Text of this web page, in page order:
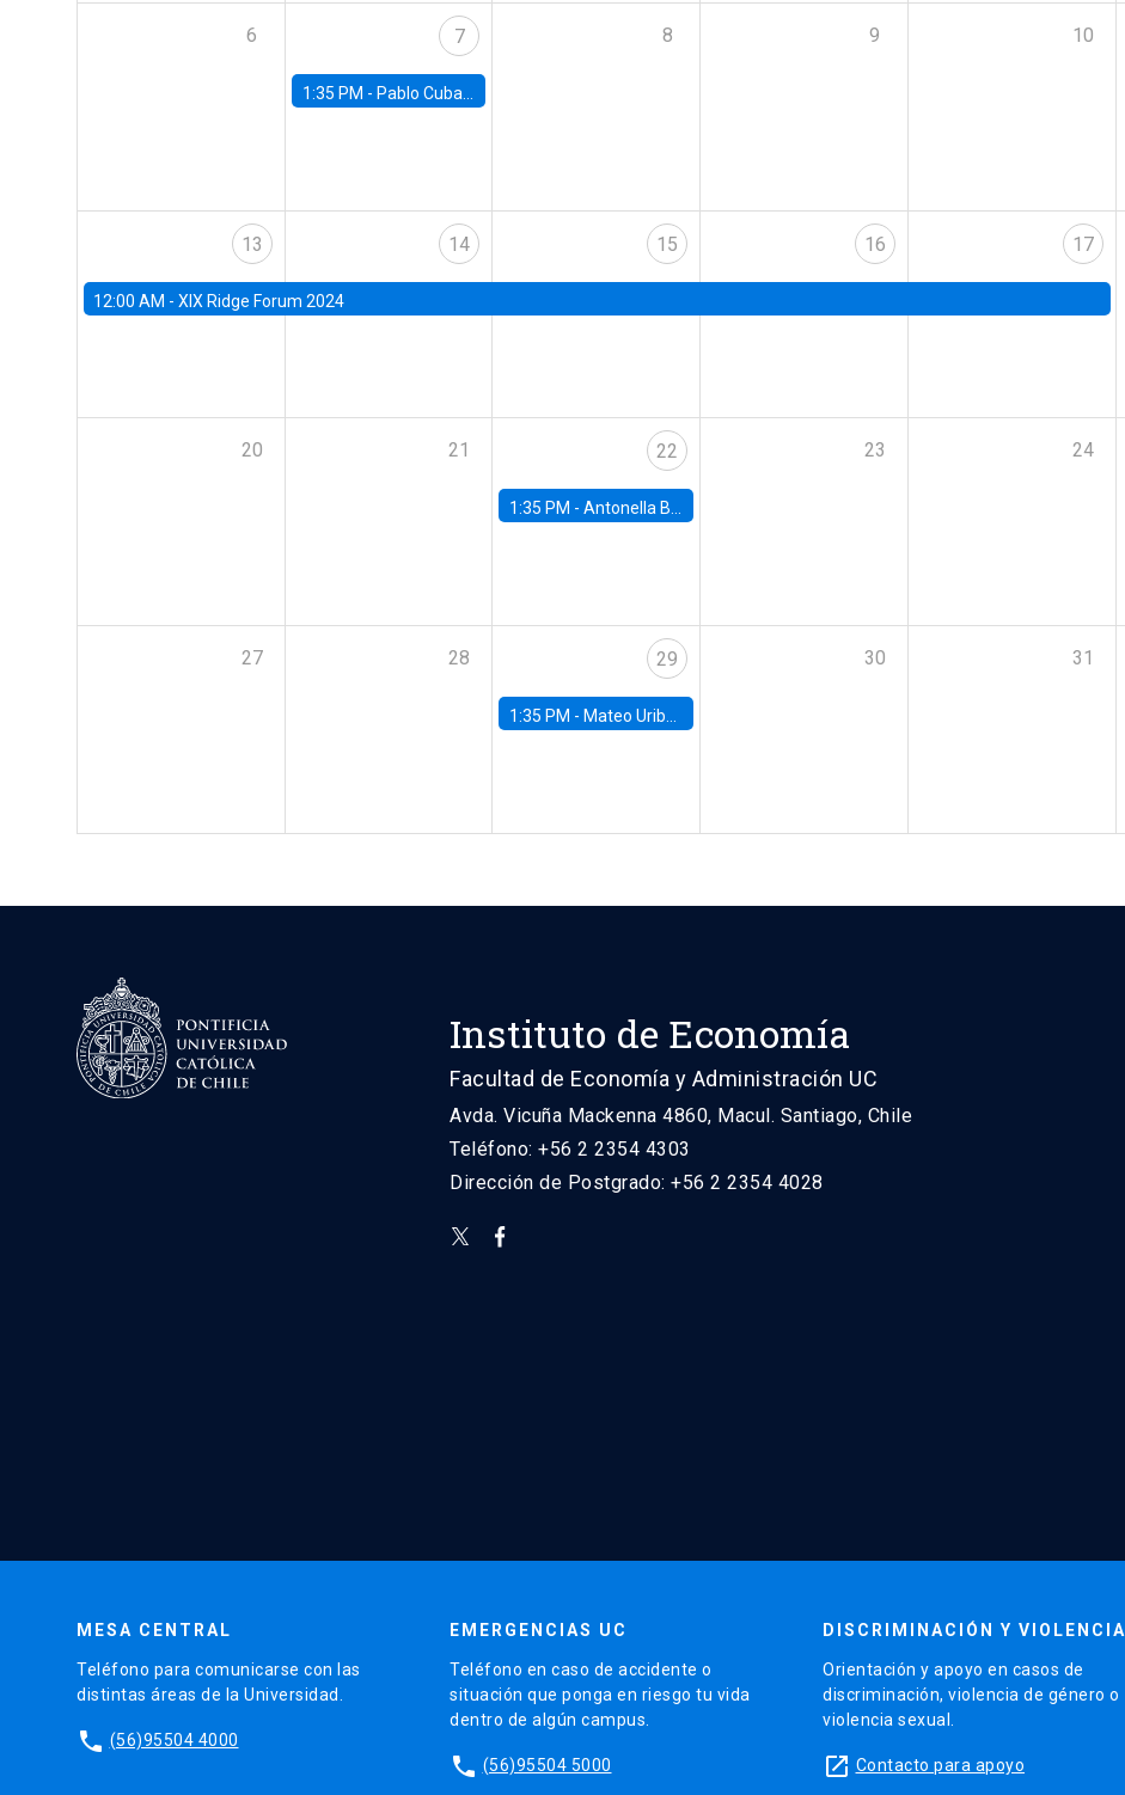
6 7
1:35 PM - Pablo Cuba, FED Board
8 9 10
13
12:00 AM - XIX Ridge Forum 2024
14 15 16 17
20 21 22
1:35 PM -Antonella Bancalari, Institute for Fiscal Studies (IFS) and Research Associate at University College London (UCL)
23 24
27 28 29
1:35 PM - Mateo Uribe-Castro, Universidad de los Andes (Colombia)
30 31
Instituto de Economía
Facultad de Economía y Administración UC
Avda. Vicuña Mackenna 4860, Macul. Santiago, Chile
Teléfono: +56 2 2354 4303
Dirección de Postgrado: +56 2 2354 4028
MESA CENTRAL
Teléfono para comunicarse con las
distintas áreas de la Universidad.
phone (56)95504 4000
EMERGENCIAS UC
Teléfono en caso de accidente o
situación que ponga en riesgo tu vida
dentro de algún campus.
phone (56)95504 5000
DISCRIMINACIÓN Y VIOLENCIA
Orientación y apoyo en casos de
discriminación, violencia de género o
violencia sexual.
launch Contacto para apoyo